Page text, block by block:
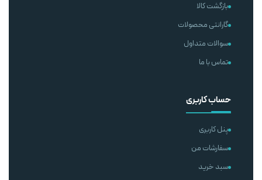
بازگشت کالا
گارانتی محصولات
سوالات متداول
تماس با ما
حساب کاربری
پنل کاربری
سفارشات من
سبد خرید